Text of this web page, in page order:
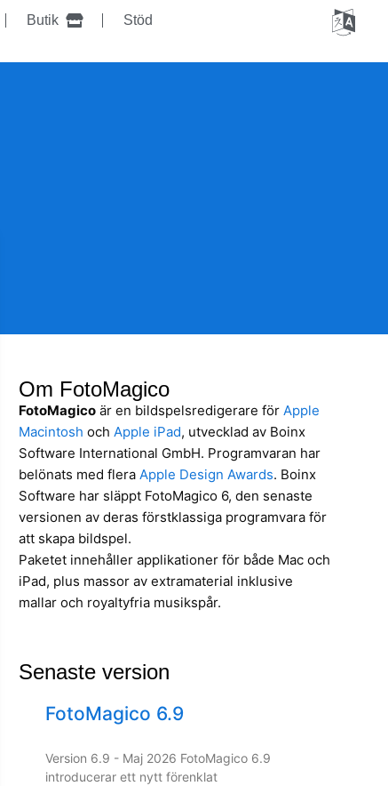
Butik Stöd
Om FotoMagico
FotoMagico är en bildspelsredigerare förApple
Macintosh ochApple iPad, utvecklad av Boinx
Software International GmbH. Programvaran har
belönats med fleraApple Design Awards. Boinx
Software har släppt FotoMagico 6, den senaste
versionen av deras förstklassiga programvara för
att skapa bildspel.
Paketet innehåller applikationer för både Mac och
iPad, plus massor av extramaterial inklusive
mallar och royaltyfria musikspår.
Senaste version
FotoMagico 6.9
Version 6.9 - Maj 2026 FotoMagico 6.9
introducerar ett nytt förenklat